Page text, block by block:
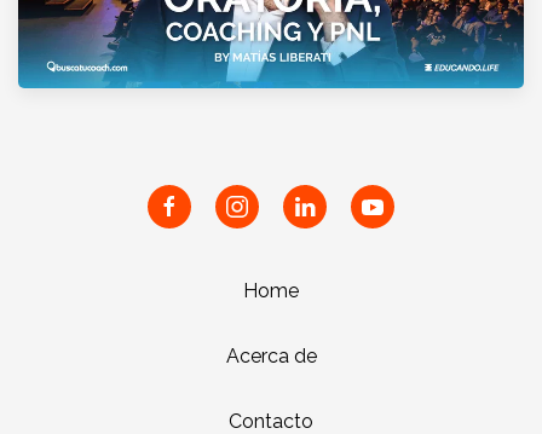
Home
Acerca de
Contacto